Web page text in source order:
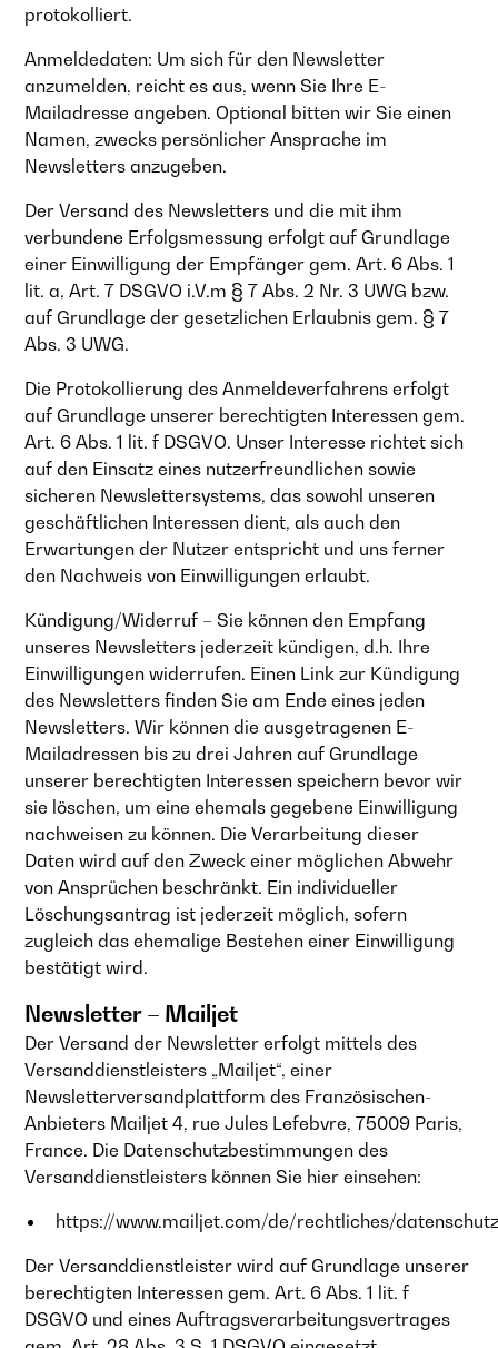
protokolliert.
Anmeldedaten: Um sich für den Newsletter
anzumelden, reicht es aus, wenn Sie Ihre E-
Mailadresse angeben. Optional bitten wir Sie einen
Namen, zwecks persönlicher Ansprache im
Newsletters anzugeben.
Der Versand des Newsletters und die mit ihm
verbundene Erfolgsmessung erfolgt auf Grundlage
einer Einwilligung der Empfänger gem. Art. 6 Abs. 1
lit. a, Art. 7 DSGVO i.V.m § 7 Abs. 2 Nr. 3 UWG bzw.
auf Grundlage der gesetzlichen Erlaubnis gem. § 7
Abs. 3 UWG.
Die Protokollierung des Anmeldeverfahrens erfolgt
auf Grundlage unserer berechtigten Interessen gem.
Art. 6 Abs. 1 lit. f DSGVO. Unser Interesse richtet sich
auf den Einsatz eines nutzerfreundlichen sowie
sicheren Newslettersystems, das sowohl unseren
geschäftlichen Interessen dient, als auch den
Erwartungen der Nutzer entspricht und uns ferner
den Nachweis von Einwilligungen erlaubt.
Kündigung/Widerruf – Sie können den Empfang
unseres Newsletters jederzeit kündigen, d.h. Ihre
Einwilligungen widerrufen. Einen Link zur Kündigung
des Newsletters finden Sie am Ende eines jeden
Newsletters. Wir können die ausgetragenen E-
Mailadressen bis zu drei Jahren auf Grundlage
unserer berechtigten Interessen speichern bevor wir
sie löschen, um eine ehemals gegebene Einwilligung
nachweisen zu können. Die Verarbeitung dieser
Daten wird auf den Zweck einer möglichen Abwehr
von Ansprüchen beschränkt. Ein individueller
Löschungsantrag ist jederzeit möglich, sofern
zugleich das ehemalige Bestehen einer Einwilligung
bestätigt wird.
Newsletter – Mailjet
Der Versand der Newsletter erfolgt mittels des
Versanddienstleisters „Mailjet“, einer
Newsletterversandplattform des Französischen-
Anbieters Mailjet 4, rue Jules Lefebvre, 75009 Paris,
France. Die Datenschutzbestimmungen des
Versanddienstleisters können Sie hier einsehen:
https://www.mailjet.com/de/rechtliches/
Der Versanddienstleister wird auf Grundlage unserer
berechtigten Interessen gem. Art. 6 Abs. 1 lit. f
DSGVO und eines Auftragsverarbeitungsvertrages